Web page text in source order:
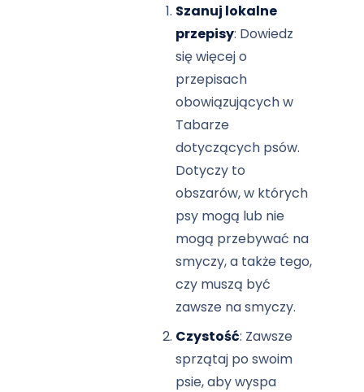
Szanuj lokalne
przepisy: Dowiedz
się więcej o
przepisach
obowiązujących w
Tabarze
dotyczących psów.
Dotyczy to
obszarów, w których
psy mogą lub nie
mogą przebywać na
smyczy, a także tego,
czy muszą być
zawsze na smyczy.
Czystość: Zawsze
sprzątaj po swoim
psie, aby wyspa